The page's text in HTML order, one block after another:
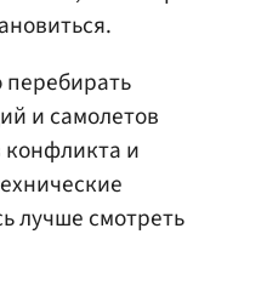
перебирать
и самолетов
и
лучше смотреть